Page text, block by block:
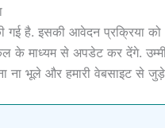
गई है. इसकी आवेदन प्रक्रिया
के माध्यम से अपडेट कर देंगे.
भूले और हमारी वेबसाइट से